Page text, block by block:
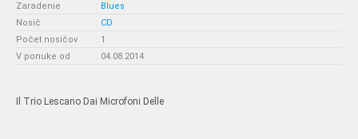
Zaradenie : Blues
Nosič
: CD
Počet nosičov
: 1
V ponuke od
: 04.08.2014
Il Trio Lescano Dai Microfoni Delle